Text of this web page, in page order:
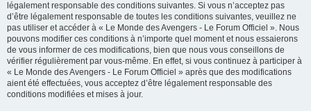
légalement responsable des conditions suivantes. Si vous n’acceptez pas
d’être légalement responsable de toutes les conditions suivantes, veuillez ne
pas utiliser et accéder à « Le Monde des Avengers - Le Forum Officiel ». Nous
pouvons modifier ces conditions à n’importe quel moment et nous essaierons
de vous informer de ces modifications, bien que nous vous conseillons de
vérifier régulièrement par vous-même. En effet, si vous continuez à participer à
« Le Monde des Avengers - Le Forum Officiel » après que des modifications
aient été effectuées, vous acceptez d’être légalement responsable des
conditions modifiées et mises à jour.